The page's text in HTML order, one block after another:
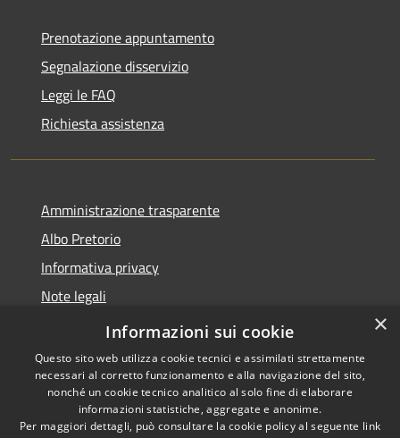
Prenotazione appuntamento
Segnalazione disservizio
Leggi le FAQ
Richiesta assistenza
Amministrazione trasparente
Albo Pretorio
Informativa privacy
Note legali
Dichiarazione di accessibilità
Copyright © 2026 • Comune di
×
Informazioni sui cookie
Questo sito web utilizza cookie tecnici e assimilati strettamente
necessari al corretto funzionamento e alla navigazione del sito,
nonché un cookie tecnico analitico al solo fine di elaborare
informazioni statistiche, aggregate e anonime.
Per maggiori dettagli, può consultare la cookie policy al seguente link